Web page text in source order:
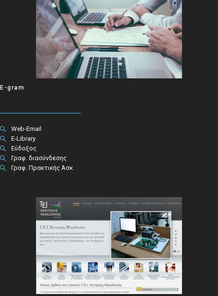
E-gram
Web-Email
E-Library
Εύδοξος
Γραφ. διασύνδεσης
Γραφ. Πρακτικής Άσκ